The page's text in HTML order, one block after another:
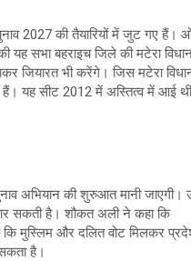
2027 की तैयारियों में जुट गए हैं।
सभा बहराइच जिले की मटेरा
जियारत भी करेंगे। जिस मटेरा
रही हैं। यह सीट 2012 में अस्तित्व में आई
अभियान की शुरुआत मानी जाएगी।
सकती है। शौकत अली ने कहा कि
कि मुस्लिम और दलित वोट मिलकर
है।